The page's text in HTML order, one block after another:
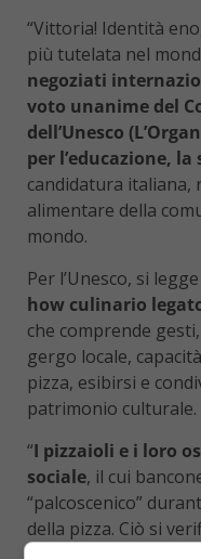
“Vittoria! Identità
più tutelata nel
negoziati
voto unanime del
dell’Unesco
per l’educazione,
candidatura italiana,
alimentare della
mondo.
Per l’Unesco, si
how culinario
che comprende
gergo locale,
pizza, esibirsi e
patrimonio culturale.
“I pizzaioli e i loro
sociale, il cui
“palcoscenico”
della pizza. Ciò si